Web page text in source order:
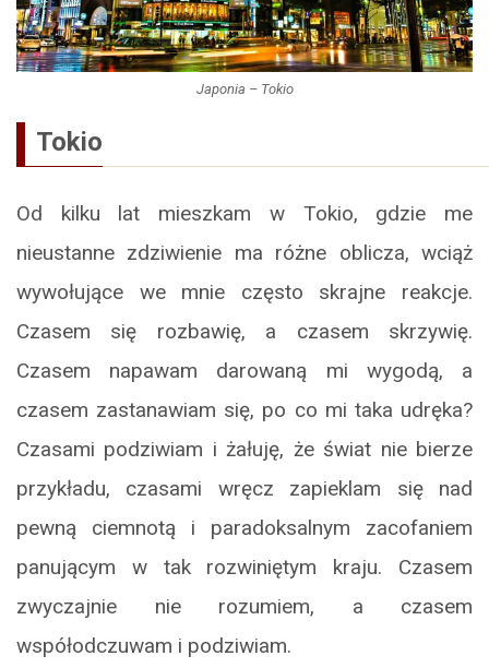
Japonia – Tokio
Tokio
Od kilku lat mieszkam w Tokio, gdzie me
nieustanne zdziwienie ma różne oblicza, wciąż
wywołujące we mnie często skrajne reakcje.
Czasem się rozbawię, a czasem skrzywię.
Czasem napawam darowaną mi wygodą, a
czasem zastanawiam się, po co mi taka udręka?
Czasami podziwiam i żałuję, że świat nie bierze
przykładu, czasami wręcz zapieklam się nad
pewną ciemnotą i paradoksalnym zacofaniem
panującym w tak rozwiniętym kraju. Czasem
zwyczajnie nie rozumiem, a czasem
współodczuwam i podziwiam.